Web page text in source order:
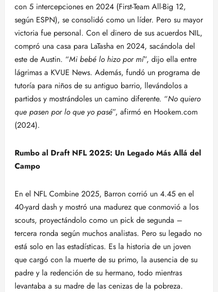
con 5 intercepciones en 2024 (First-Team All-Big 12,
según ESPN), se consolidó como un líder. Pero su mayor
victoria fue personal. Con el dinero de sus acuerdos NIL,
compró una casa para LaTasha en 2024, sacándola del
este de Austin. “Mi bebé lo hizo por mí”, dijo ella entre
lágrimas a KVUE News. Además, fundó un programa de
tutoría para niños de su antiguo barrio, llevándolos a
partidos y mostrándoles un camino diferente. “No quiero
que pasen por lo que yo pasé”, afirmó en Hookem.com
(2024).
Rumbo al Draft NFL 2025: Un Legado Más Allá del
Campo
En el NFL Combine 2025, Barron corrió un 4.45 en el
40-yard dash y mostró una madurez que conmovió a los
scouts, proyectándolo como un pick de segunda –
tercera ronda según muchos analistas. Pero su legado no
está solo en las estadísticas. Es la historia de un joven
que cargó con la muerte de su primo, la ausencia de su
padre y la redención de su hermano, todo mientras
levantaba a su madre de las cenizas de la pobreza.